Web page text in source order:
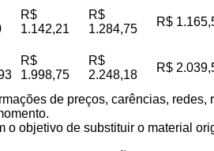
R$
1.142,21
R$
1.284,75
R$
R$
1.998,75
R$
2.248,18
R$
de preços, carências,
o objetivo de substituir o material